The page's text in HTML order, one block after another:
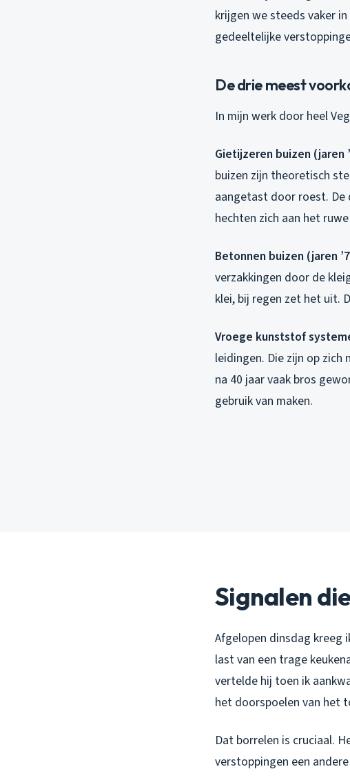
krijgen we steeds vaker
gedeeltelijke
De drie meest
In mijn werk door heel
Gietijzeren buizen (jaren
buizen zijn theoretisch
aangetast door roest. De
hechten zich aan het
Betonnen buizen (jaren
verzakkingen door de
klei, bij regen zet het uit.
Vroege kunststof
leidingen. Die zijn op zich
na 40 jaar vaak bros
gebruik van maken.
Signalen
Afgelopen dinsdag kreeg
last van een trage
vertelde hij toen ik
het doorspoelen van het
Dat borrelen is cruciaal.
verstoppingen een